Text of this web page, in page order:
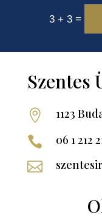
3 + 3 =
Szentes
 1123
 06 1 212
